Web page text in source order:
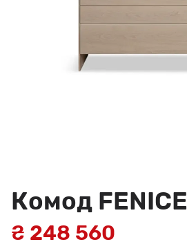
Комод FENICE
₴ 248 560